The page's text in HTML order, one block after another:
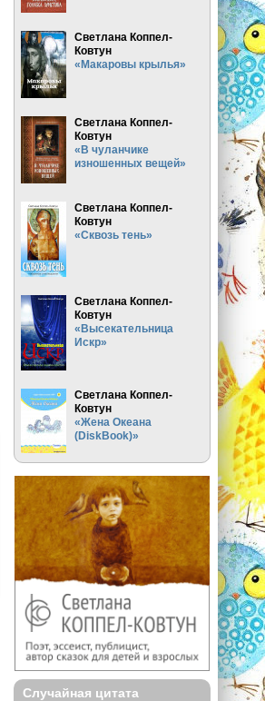
Светлана Коппел-
Ковтун
«Макаровы крылья»
Светлана Коппел-
Ковтун
«В чуланчике
изношенных вещей»
Светлана Коппел-
Ковтун
«Сквозь тень»
Светлана Коппел-
Ковтун
«Высекательница
Искр»
Светлана Коппел-
Ковтун
«Жена Океана
(DiskBook)»
Случайная цитата